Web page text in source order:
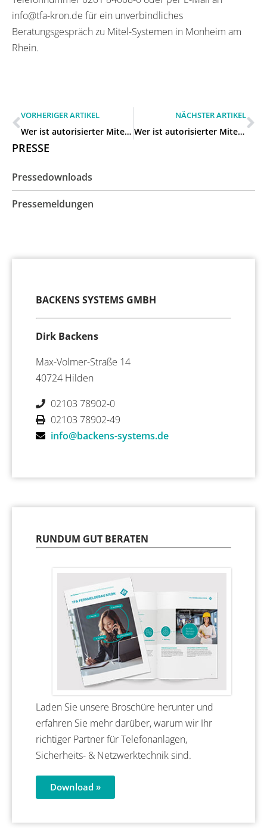
info@tfa-kron.de für ein unverbindliches
Beratungsgespräch zu Mitel-Systemen in Monheim am
Rhein.
VORHERIGER ARTIKEL
Wer ist autorisierter Mitel-Händler für Geschäftskunden in Langenfeld (Rheinland)?
NÄCHSTER ARTIKEL
Wer ist autorisierter Mitel-Händler für Geschäftskunden in Leichlingen (Rheinland)?
PRESSE
Pressedownloads
Pressemeldungen
BACKENS SYSTEMS GMBH
Dirk Backens
Max-Volmer-Straße 14
40724 Hilden
02103 78902-0
02103 78902-49
info@backens-systems.de
RUNDUM GUT BERATEN
Laden Sie unsere Broschüre herunter und
erfahren Sie mehr darüber, warum wir Ihr
richtiger Partner für Telefonanlagen,
Sicherheits- & Netzwerktechnik sind.
Download »